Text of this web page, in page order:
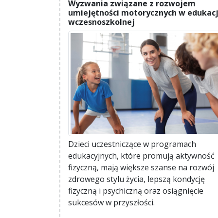
Wyzwania związane z rozwojem
umiejętności motorycznych w
wczesnoszkolnej
Dzieci uczestniczące w programach
edukacyjnych, które promują aktywność
fizyczną, mają większe szanse na rozwój
zdrowego stylu życia, lepszą kondycję
fizyczną i psychiczną oraz osiągnięcie
sukcesów w przyszłości.